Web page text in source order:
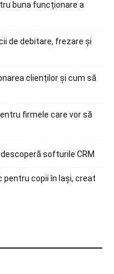
buna funcționare a
de debitare, frezare și
clienților și cum să
firmele care vor să
softurile CRM
pentru copii în Iași, creat